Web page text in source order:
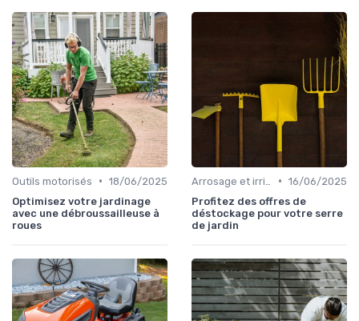
Outils motorisés • 18/06/2025
Optimisez votre jardinage
avec une débroussailleuse à
roues
• 16/06/2025
Profitez des offres de
déstockage pour votre serre
de jardin